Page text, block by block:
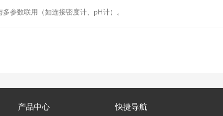
参数联用（如连接密度计、pH计）。
产品中心 快捷导航